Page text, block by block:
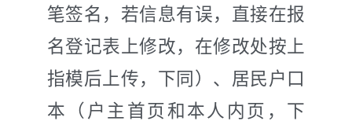
笔签名，若信息有误，直接在报
名登记表上修改，在修改处按上
指模后上传，下同）、居民户口
本（户主首页和本人内页，下